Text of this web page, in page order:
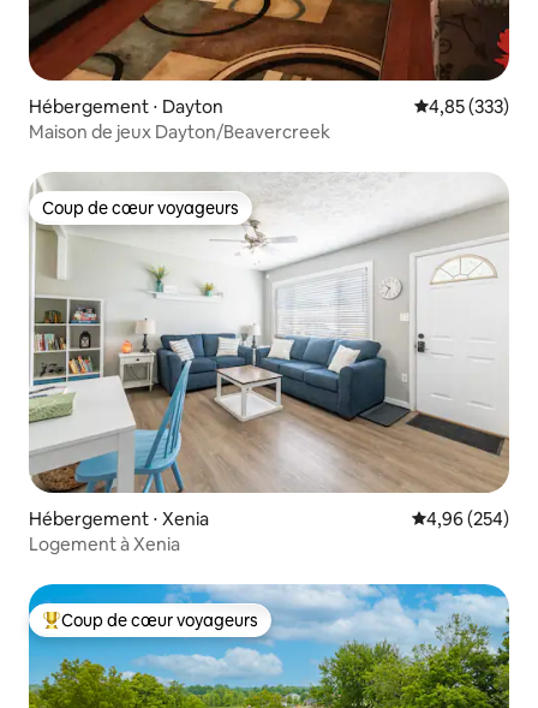
Hébergement ⋅ Dayton Évaluation
4,85 (333)
Maison de jeux Dayton/Beavercreek
Coup de cœur voyageurs
Coup de cœur voyageurs
Hébergement ⋅ Xenia Évaluation
4,96 (254)
Logement à Xenia
Coups de cœur voyageurs les plus appréciés
Coup de cœur voyageurs